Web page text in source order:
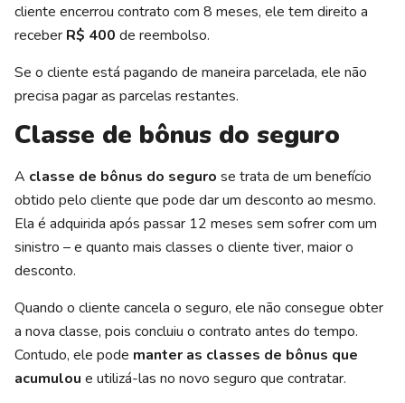
cliente encerrou contrato com 8 meses, ele tem direito a
receber R$ 400 de reembolso.
Se o cliente está pagando de maneira parcelada, ele não
precisa pagar as parcelas restantes.
Classe de bônus do seguro
A classe de bônus do seguro se trata de um benefício
obtido pelo cliente que pode dar um desconto ao mesmo.
Ela é adquirida após passar 12 meses sem sofrer com um
sinistro – e quanto mais classes o cliente tiver, maior o
desconto.
Quando o cliente cancela o seguro, ele não consegue obter
a nova classe, pois concluiu o contrato antes do tempo.
Contudo, ele pode manter as classes de bônus que
acumulou e utilizá-las no novo seguro que contratar.